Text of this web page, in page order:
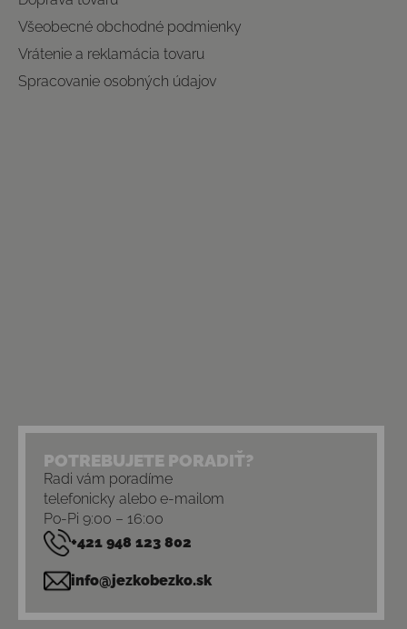
Všeobecné obchodné podmienky
Vrátenie a reklamácia tovaru
Spracovanie osobných údajov
POTREBUJETE PORADIŤ?
Radi vám poradíme
telefonicky alebo e-mailom
Po-Pi 9:00 – 16:00
+421 948 123 802
info@jezkobezko.sk